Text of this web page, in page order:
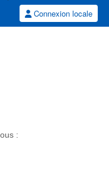
Connexion locale
: